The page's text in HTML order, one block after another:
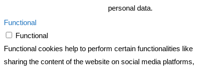
personal data.
Functional
Functional
Functional cookies help to perform certain functionalities like
sharing the content of the website on social media platforms,